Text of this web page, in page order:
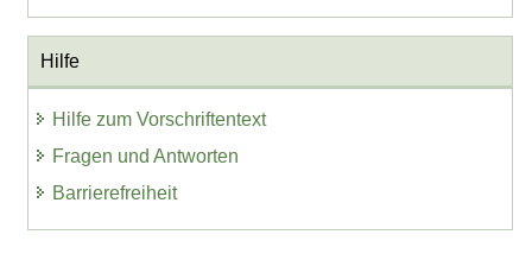
Hilfe
Hilfe zum Vorschriftentext
Fragen und Antworten
Barrierefreiheit